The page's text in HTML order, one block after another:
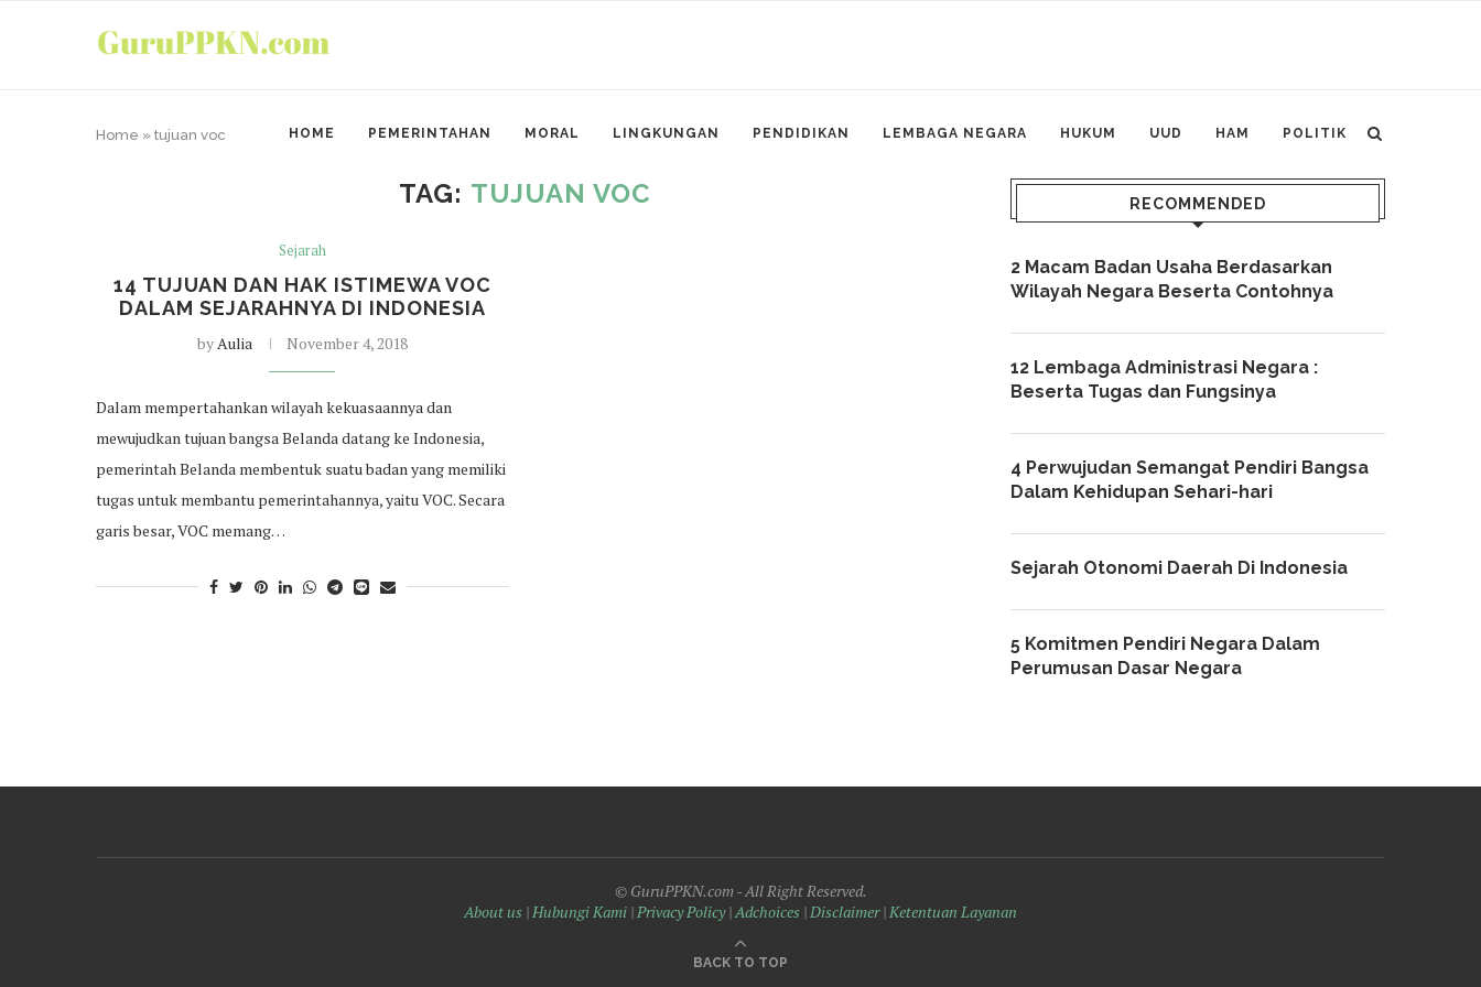
HOME PEMERINTAHAN MORAL LINGKUNGAN PENDIDIKAN LEMBAGA NEGARA HUKUM UUD HAM POLITIK
Home » tujuan voc
TAG: TUJUAN VOC
Sejarah
14 TUJUAN DAN HAK ISTIMEWA VOC
DALAM SEJARAHNYA DI INDONESIA
byAulia November 4, 2018
Dalam mempertahankan wilayah kekuasaannya dan
mewujudkan tujuan bangsa Belanda datang ke Indonesia,
pemerintah Belanda membentuk suatu badan yang memiliki
tugas untuk membantu pemerintahannya, yaitu VOC. Secara
garis besar, VOC memang…
RECOMMENDED
2 Macam Badan Usaha Berdasarkan
Wilayah Negara Beserta Contohnya
12 Lembaga Administrasi Negara :
Beserta Tugas dan Fungsinya
4 Perwujudan Semangat Pendiri Bangsa
Dalam Kehidupan Sehari-hari
Sejarah Otonomi Daerah Di Indonesia
5 Komitmen Pendiri Negara Dalam
Perumusan Dasar Negara
© GuruPPKN.com - All Right Reserved.
About us |Hubungi Kami |Privacy Policy|Adchoices |Disclaimer|Ketentuan Layanan
BACK TO TOP